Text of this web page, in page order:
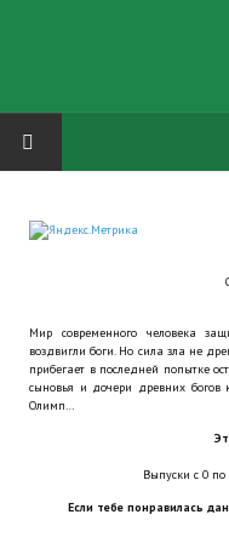
Русская биржа
Теневой кардинал для
Aliens vs Predator 2
Dungeon Siege 2
Мир современного человека
воздвигли боги. Но сила зла не
прибегает в последней попытке
сыновья и дочери древних богов
Олимп…
Выпуски с 0 по
Если тебе понравилась